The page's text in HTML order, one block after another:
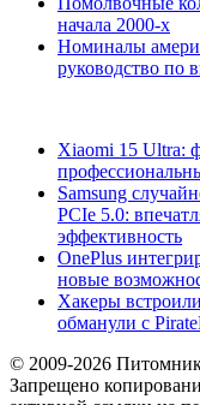
начала 2000-х
Номиналы
руководство по
Xiaomi 15 Ultra:
Samsung
PCIe 5.0:
эффективность
OnePlus
новые
Хакеры
обманули с
© 2009-2026
Запрещено